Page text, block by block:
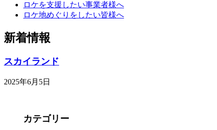
ロケを支援したい事業者様へ
ロケ地めぐりをしたい皆様へ
新着情報
スカイランド
2025年6月5日
カテゴリー